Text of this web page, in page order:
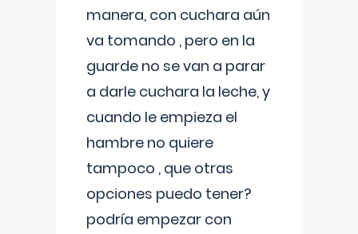
manera, con cuchara aún
va tomando , pero en la
guarde no se van a parar
a darle cuchara la leche, y
cuando le empieza el
hambre no quiere
tampoco , que otras
opciones puedo tener?
podría empezar con